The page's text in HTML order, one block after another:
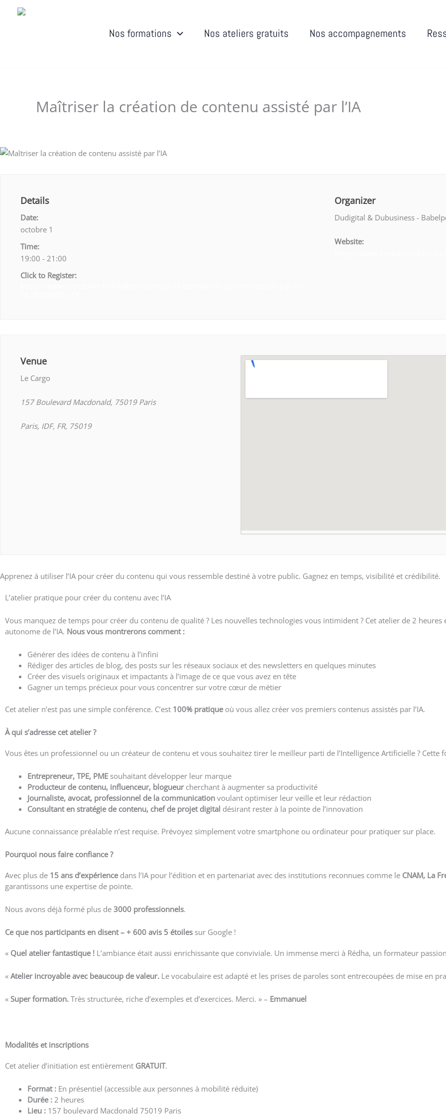
Nos formations Nos ateliers gratuits Nos accompagnements
Maîtriser la création de contenu assisté par l’IA
Details
Date:
octobre 1
Time:
19:00 - 21:00
Click to Register:
Organizer
Dudigital & Dubusiness -
Website:
Venue
Le Cargo
157 Boulevard Macdonald, 75019 Paris
Paris, IDF, FR, 75019
Apprenez à utiliser l’IA pour créer du contenu qui vous ressemble destiné à votre public. Gagnez en temps, visibilité et crédibilité.
L’atelier pratique pour créer du contenu avec l’IA
Vous manquez de temps pour créer du contenu de qualité ? Les nouvelles technologies vous intimident ? Cet atelier de 2
autonome de l’IA. Nous vous montrerons comment :
Générer des idées de contenu à l’infini
Rédiger des articles de blog, des posts sur les réseaux sociaux et des newsletters en quelques minutes
Créer des visuels originaux et impactants à l’image de ce que vous avez en tête
Gagner un temps précieux pour vous concentrer sur votre cœur de métier
Cet atelier n’est pas une simple conférence. C’est 100% pratiqueoù vous allez créer vos premiers contenus assistés par l’IA.
À qui s’adresse cet atelier ?
Vous êtes un professionnel ou un créateur de contenu et vous souhaitez tirer le meilleur parti de l’Intelligence Artificielle ? Cette
Entrepreneur, TPE, PME souhaitant développer leur marque
Producteur de contenu, influenceur, blogueurcherchant à augmenter sa productivité
Journaliste, avocat, professionnel de la communication voulant optimiser leur veille et leur rédaction
Consultant en stratégie de contenu, chef de projet digital désirant rester à la pointe de l’innovation
Aucune connaissance préalable n’est requise. Prévoyez simplement votre smartphone ou ordinateur pour pratiquer sur place.
Pourquoi nous faire confiance ?
Avec plus de 15 ans d’expériencedans l’IA pour l’édition et en partenariat avec des institutions reconnues comme le CNAM, La
garantissons une expertise de pointe.
Nous avons déjà formé plus de 3000 professionnels.
Ce que nos participants en disent – + 600 avis 5 étoiles sur Google !
« Quel atelier fantastique ! L’ambiance était aussi enrichissante que conviviale. Un immense merci à Rédha, un formateur
« Atelier incroyable avec beaucoup de valeur. Le vocabulaire est adapté et les prises de paroles sont entrecoupées de mise en
« Super formation. Très structurée, riche d’exemples et d’exercices. Merci. » – Emmanuel
Modalités et inscriptions
Cet atelier d’initiation est entièrement GRATUIT.
Format : En présentiel (accessible aux personnes à mobilité réduite)
Durée : 2 heures
Lieu : 157 boulevard Macdonald 75019 Paris